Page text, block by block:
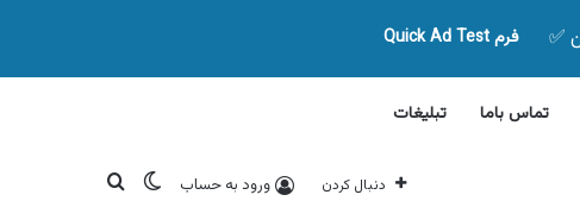
فرم Quick Ad Test
تماس باما تبلیغات
دنبال کردن ورود به حساب تغییر پوسته
جستجو برای